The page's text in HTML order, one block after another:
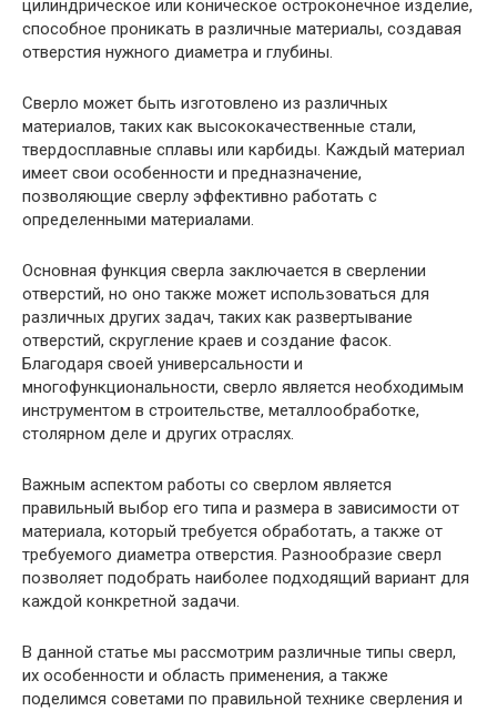
цилиндрическое или коническое остроконечное изделие,
способное проникать в различные материалы, создавая
отверстия нужного диаметра и глубины.
Сверло может быть изготовлено из различных
материалов, таких как высококачественные стали,
твердосплавные сплавы или карбиды. Каждый материал
имеет свои особенности и предназначение,
позволяющие сверлу эффективно работать с
определенными материалами.
Основная функция сверла заключается в сверлении
отверстий, но оно также может использоваться для
различных других задач, таких как развертывание
отверстий, скругление краев и создание фасок.
Благодаря своей универсальности и
многофункциональности, сверло является необходимым
инструментом в строительстве, металлообработке,
столярном деле и других отраслях.
Важным аспектом работы со сверлом является
правильный выбор его типа и размера в зависимости от
материала, который требуется обработать, а также от
требуемого диаметра отверстия. Разнообразие сверл
позволяет подобрать наиболее подходящий вариант для
каждой конкретной задачи.
В данной статье мы рассмотрим различные типы сверл,
их особенности и область применения, а также
поделимся советами по правильной технике сверления и